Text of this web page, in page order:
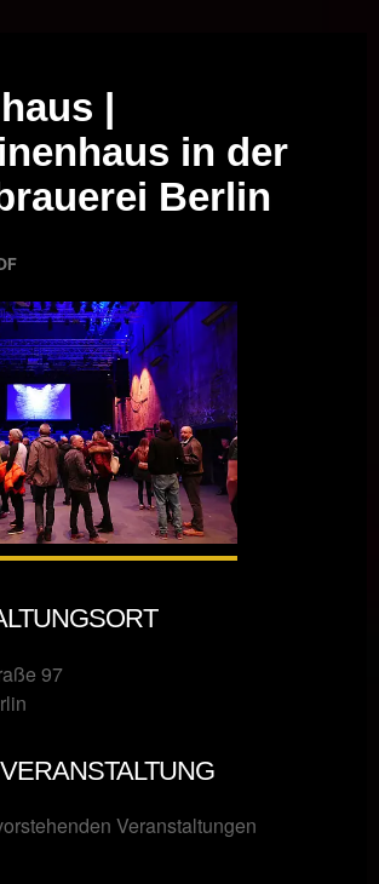
|
in der
Berlin
97
Veranstaltungen